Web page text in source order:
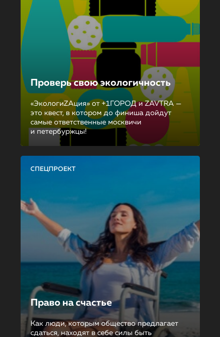
Проверь свою экологичность
«ЭкологиZAция» от +1ГОРОД и ZAVTRA —
это квест, в котором до финиша дойдут
самые ответственные москвичи
и петербуржцы!
СПЕЦПРОЕКТ
Право на счастье
Как люди, которым общество предлагает
сдаться, находят в себе силы быть